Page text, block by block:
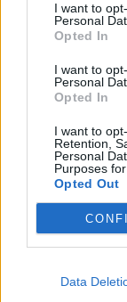
I want to
Personal
Opted In
I want to
Personal
Opted In
I want to
Retention,
Personal
Purposes
Opted Out
Data